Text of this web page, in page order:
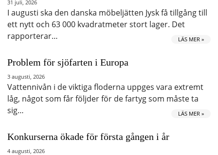
31 juli, 2026
I augusti ska den danska möbeljätten Jysk få tillgång till
ett nytt och 63 000 kvadratmeter stort lager. Det
rapporterar…
LÄS MER »
Problem för sjöfarten i Europa
3 augusti, 2026
Vattennivån i de viktiga floderna uppges vara extremt
låg, något som får följder för de fartyg som måste ta
sig…
LÄS MER »
Konkurserna ökade för första gången i år
4 augusti, 2026